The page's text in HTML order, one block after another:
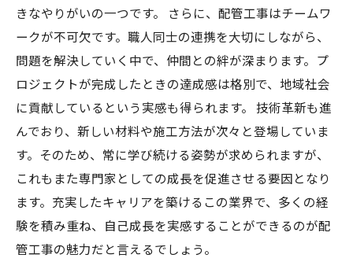
きなやりがいの一つです。 さらに、配管工事はチームワ
ークが不可欠です。職人同士の連携を大切にしながら、
問題を解決していく中で、仲間との絆が深まります。プ
ロジェクトが完成したときの達成感は格別で、地域社会
に貢献しているという実感も得られます。 技術革新も進
んでおり、新しい材料や施工方法が次々と登場していま
す。そのため、常に学び続ける姿勢が求められますが、
これもまた専門家としての成長を促進させる要因となり
ます。充実したキャリアを築けるこの業界で、多くの経
験を積み重ね、自己成長を実感することができるのが配
管工事の魅力だと言えるでしょう。